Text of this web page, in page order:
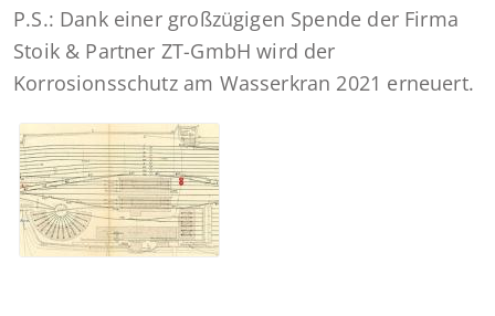
P.S.: Dank einer großzügigen Spende der Firma
Stoik & Partner ZT-GmbH wird der
Korrosionsschutz am Wasserkran 2021 erneuert.